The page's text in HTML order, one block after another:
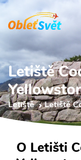
Letiště
Letiště Letiště
O Letišti